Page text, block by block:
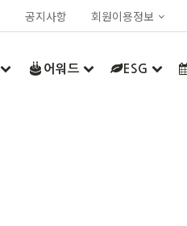
공지사항 회원이용정보
어워드 ESG